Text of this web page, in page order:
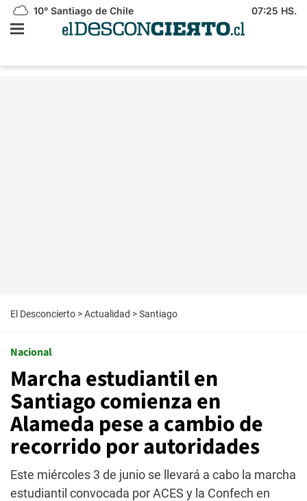
10° Santiago de Chile 07:25 HS.
El Desconcierto >Actualidad >Santiago
Nacional
Marcha estudiantil en
Santiago comienza en
Alameda pese a cambio de
recorrido por autoridades
Este miércoles 3 de junio se llevará a cabo la marcha
estudiantil convocada por ACES y la Confech en